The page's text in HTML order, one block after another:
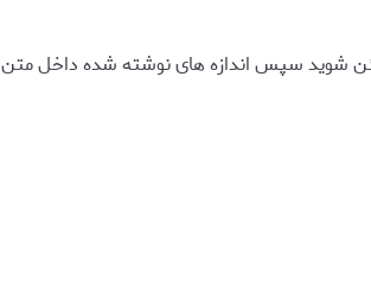
شوید سپس اندازه های نوشته شده داخل متن